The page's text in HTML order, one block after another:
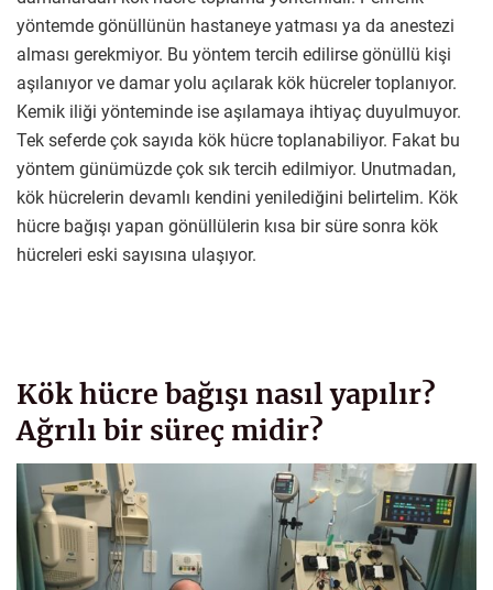
yöntemde gönüllünün hastaneye yatması ya da anestezi
alması gerekmiyor. Bu yöntem tercih edilirse gönüllü kişi
aşılanıyor ve damar yolu açılarak kök hücreler toplanıyor.
Kemik iliği yönteminde ise aşılamaya ihtiyaç duyulmuyor.
Tek seferde çok sayıda kök hücre toplanabiliyor. Fakat bu
yöntem günümüzde çok sık tercih edilmiyor. Unutmadan,
kök hücrelerin devamlı kendini yenilediğini belirtelim. Kök
hücre bağışı yapan gönüllülerin kısa bir süre sonra kök
hücreleri eski sayısına ulaşıyor.
Kök hücre bağışı nasıl yapılır?
Ağrılı bir süreç midir?